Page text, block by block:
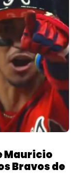
Mauricio
Bravos de